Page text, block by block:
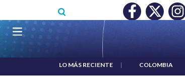
MÍNIMO NO DESTRUYÓ EMPLEO: JP MORGAN |
Navegación
LO MÁS RECIENTE | COLOMBIA